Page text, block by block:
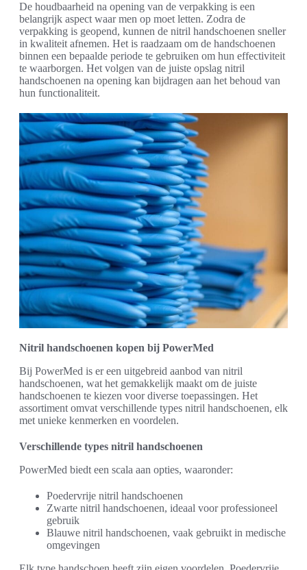
De houdbaarheid na opening van de verpakking is een
belangrijk aspect waar men op moet letten. Zodra de
verpakking is geopend, kunnen de nitril handschoenen sneller
in kwaliteit afnemen. Het is raadzaam om de handschoenen
binnen een bepaalde periode te gebruiken om hun effectiviteit
te waarborgen. Het volgen van de juiste opslag nitril
handschoenen na opening kan bijdragen aan het behoud van
hun functionaliteit.
Nitril handschoenen kopen bij PowerMed
Bij PowerMed is er een uitgebreid aanbod van nitril
handschoenen, wat het gemakkelijk maakt om de juiste
handschoenen te kiezen voor diverse toepassingen. Het
assortiment omvat verschillende types nitril handschoenen, elk
met unieke kenmerken en voordelen.
Verschillende types nitril handschoenen
PowerMed biedt een scala aan opties, waaronder:
Poedervrije nitril handschoenen
Zwarte nitril handschoenen, ideaal voor professioneel
gebruik
Blauwe nitril handschoenen, vaak gebruikt in medische
omgevingen